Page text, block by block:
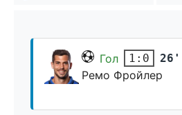
Гол 1:0 26'
Ремо Фройлер